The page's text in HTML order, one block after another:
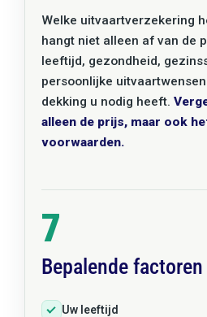
Welke uitvaartverzekering
hangt niet alleen af van de
leeftijd, gezondheid,
persoonlijke
dekking u nodig heeft.
alleen de prijs, maar ook
voorwaarden.
7
Bepalende factoren
Uw leeftijd